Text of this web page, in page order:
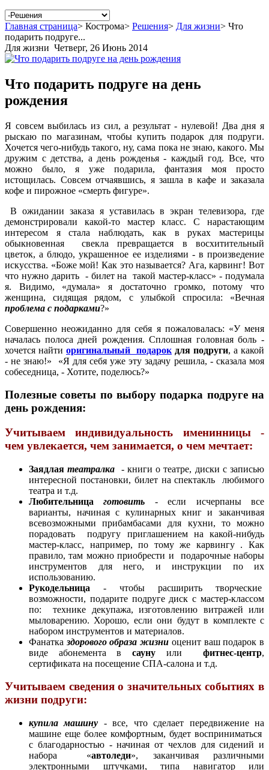
Главная страница> Кострома> Решения> Для жизни> Что
подарить подруге...
Для жизни Четверг, 26 Июнь 2014
Что подарить подруге на день
рождения
Я совсем выбилась из сил, а результат - нулевой! Два дня я
рыскаю по магазинам, чтобы купить подарок для подруги.
Хочется чего-нибудь такого, ну, сама пока не знаю, какого. Мы
дружим с детства, а день рожденья - каждый год. Все, что
можно было, я уже подарила, фантазия моя просто
истощилась. Совсем отчаявшись, я зашла в кафе и заказала
кофе и пирожное «смерть фигуре».
В ожидании заказа я уставилась в экран телевизора, где
демонстрировали какой-то мастер класс. С нарастающим
интересом я стала наблюдать, как в руках мастерицы
обыкновенная свекла превращается в восхитительный
цветок, а блюдо, украшенное ее изделиями - в произведение
искусства. «Боже мой! Как это называется? Ага, карвинг! Вот
что нужно дарить - билет на такой мастер-класс» - подумала
я. Видимо, «думала» я достаточно громко, потому что
женщина, сидящая рядом, с улыбкой спросила: «Вечная
проблема с подарками?»
Совершенно неожиданно для себя я пожаловалась: «У меня
началась полоса дней рождения. Сплошная головная боль -
хочется найти оригинальный подарок для подруги, а какой
- не знаю!» «Я для себя уже эту задачу решила, - сказала моя
собеседница, - Хотите, поделюсь?»
Полезные советы по выбору подарка подруге на
день рождения:
Учитываем индивидуальность именинницы -
чем увлекается, чем занимается, о чем мечтает:
Заядлая театралка - книги о театре, диски с записью
интересной постановки, билет на спектакль любимого
театра и т.д.
Любительница готовить - если исчерпаны все
варианты, начиная с кулинарных книг и заканчивая
всевозможными прибамбасами для кухни, то можно
порадовать подругу приглашением на какой-нибудь
мастер-класс, например, по тому же карвингу . Как
правило, там можно приобрести и подарочные наборы
инструментов для него, и инструкции по их
использованию.
Рукодельница - чтобы расширить творческие
возможности, подарите подруге диск с мастер-классом
по: технике декупажа, изготовлению витражей или
мыловарению. Хорошо, если они будут в комплекте с
набором инструментов и материалов.
Фанатка здорового образа жизни оценит ваш подарок в
виде абонемента в сауну илифитнес-центр,
сертификата на посещение СПА-салона и т.д.
Учитываем сведения о значительных событиях в
жизни подруги:
купила машину - все, что сделает передвижение на
машине еще более комфортным, будет восприниматься
с благодарностью - начиная от чехлов для сидений и
набора «автоледи», заканчивая различными
электронными штучками, типа навигатор или